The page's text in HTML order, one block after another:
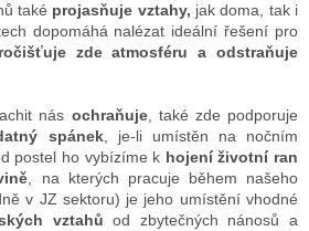
také projasňuje vztahy, jak doma, tak i
dopomáhá nalézat ideální řešení pro
zde atmosféru a odstraňuje
nás ochraňuje, také zde podporuje
spánek, je-li umístěn na nočním
postel ho vybízíme k hojení životní ran
, na kterých pracuje během našeho
v JZ sektoru) je jeho umístění vhodné
vztahů od zbytečných nánosů a